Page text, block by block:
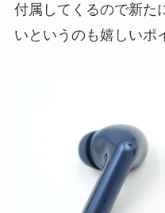
付属してくるので新た
いというのも嬉しいポ